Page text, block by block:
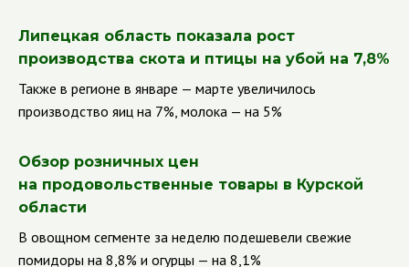
Липецкая область показала рост
производства скота и птицы на убой на 7,8%
Также в регионе в январе — марте увеличилось
производство яиц на 7%, молока — на 5%
Обзор розничных цен
на продовольственные товары в Курской
области
В овощном сегменте за неделю подешевели свежие
помидоры на 8,8% и огурцы — на 8,1%